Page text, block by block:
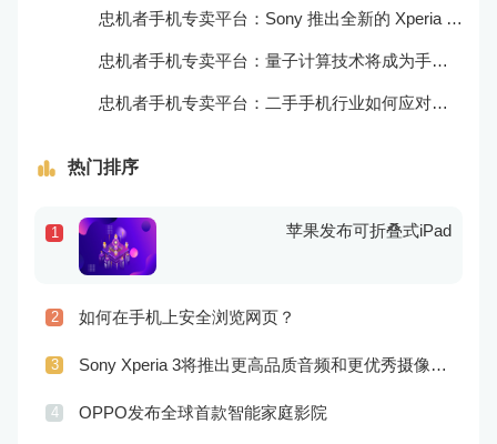
忠机者手机专卖平台：Sony 推出全新的 Xperia 1 III 手机，展现出卓越的技术和品质
忠机者手机专卖平台：量子计算技术将成为手机行业的新的发展方向
忠机者手机专卖平台：二手手机行业如何应对生态系统的要求
热门排序
1 苹果发布可折叠式iPad
2 如何在手机上安全浏览网页？
3 Sony Xperia 3将推出更高品质音频和更优秀摄像技术
4 OPPO发布全球首款智能家庭影院